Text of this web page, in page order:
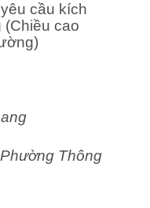
cầu kích
cao
Thông